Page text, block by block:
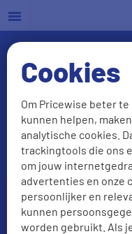
Cookies
Om Pricewise beter
kunnen helpen,
analytische cookies.
trackingtools die ons
om jouw
advertenties en onze
persoonlijker en
kunnen
worden gebruikt. Als
Check